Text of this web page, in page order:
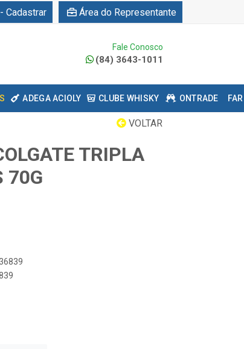
Cadastrar Área do Representante
Fale Conosco
(84) 3643-1011
ADEGA ACIOLY CLUBE WHISKY ONTRADE
VOLTAR
TRIPLA
70G